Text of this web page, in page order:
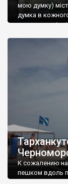
мою думку)
думка в
запрошую
К сожалению
пешком вдоль